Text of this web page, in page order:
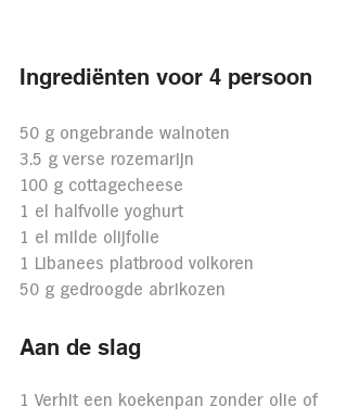
Ingrediënten voor 4 persoon
50 g ongebrande walnoten
3.5 g verse rozemarijn
100 g cottagecheese
1 el halfvolle yoghurt
1 el milde olijfolie
1 Libanees platbrood volkoren
50 g gedroogde abrikozen
Aan de slag
1 Verhit een koekenpan zonder olie of